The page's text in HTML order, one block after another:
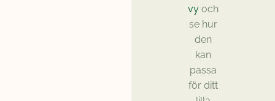
vyoch
se hur
den
kan
passa
för ditt